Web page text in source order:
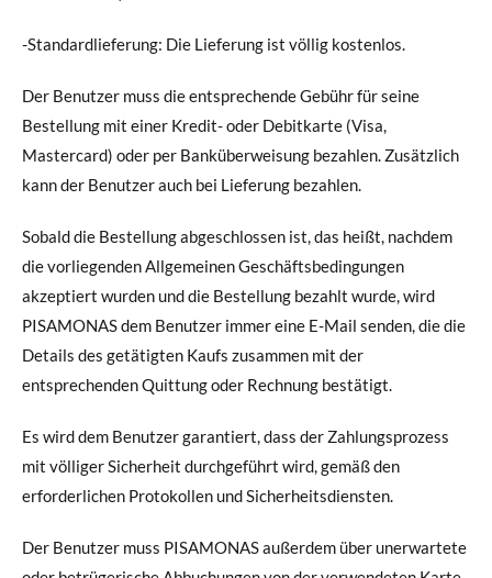
-Standardlieferung: Die Lieferung ist völlig kostenlos.
Der Benutzer muss die entsprechende Gebühr für seine
Bestellung mit einer Kredit- oder Debitkarte (Visa,
Mastercard) oder per Banküberweisung bezahlen. Zusätzlich
kann der Benutzer auch bei Lieferung bezahlen.
Sobald die Bestellung abgeschlossen ist, das heißt, nachdem
die vorliegenden Allgemeinen Geschäftsbedingungen
akzeptiert wurden und die Bestellung bezahlt wurde, wird
PISAMONAS dem Benutzer immer eine E-Mail senden, die die
Details des getätigten Kaufs zusammen mit der
entsprechenden Quittung oder Rechnung bestätigt.
Es wird dem Benutzer garantiert, dass der Zahlungsprozess
mit völliger Sicherheit durchgeführt wird, gemäß den
erforderlichen Protokollen und Sicherheitsdiensten.
Der Benutzer muss PISAMONAS außerdem über unerwartete